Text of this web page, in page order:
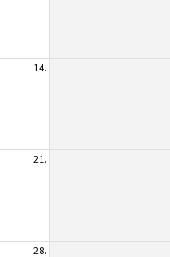
14.
21.
28.